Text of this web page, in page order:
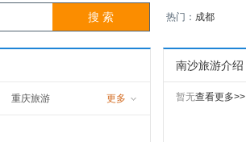
热门： 成都
重庆旅游
更多
南沙旅游介绍
暂无查看更多>>